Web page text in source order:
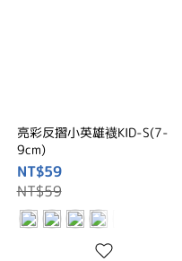
亮彩反摺小英雄襪KID-S(7-
9cm)
NT$59
NT$59